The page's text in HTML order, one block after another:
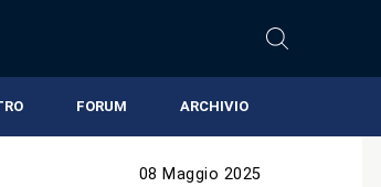
FORUM ARCHIVIO
08 Maggio 2025